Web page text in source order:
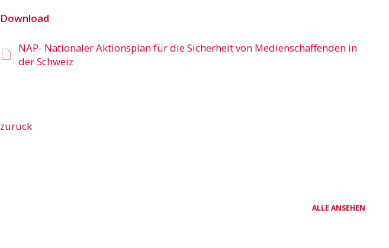
Download
NAP- Nationaler Aktionsplan für die Sicherheit von Medienschaffenden in
der Schweiz
zurück
ALLE ANSEHEN